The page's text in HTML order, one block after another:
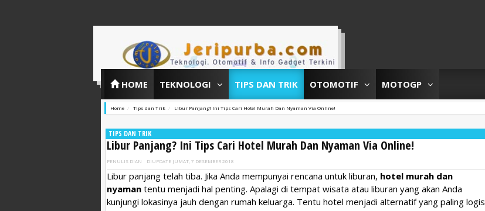
HOME TEKNOLOGI TIPS DAN TRIK OTOMOTIF MOTOGP
Home Tips dan Trik Libur Panjang? Ini Tips Cari Hotel Murah Dan Nyaman Via Online!
TIPS DAN TRIK
Libur Panjang? Ini Tips Cari Hotel Murah Dan Nyaman Via Online!
PENULIS DIAN DIUPDATE JUMAT, 7 DESEMBER 2018
Libur panjang telah tiba. Jika Anda mempunyai rencana untuk liburan, hotel murah dan
nyaman tentu menjadi hal penting. Apalagi di tempat wisata atau liburan yang akan Anda
kunjungi lokasinya jauh dengan rumah keluarga. Tentu hotel menjadi alternatif yang paling logis